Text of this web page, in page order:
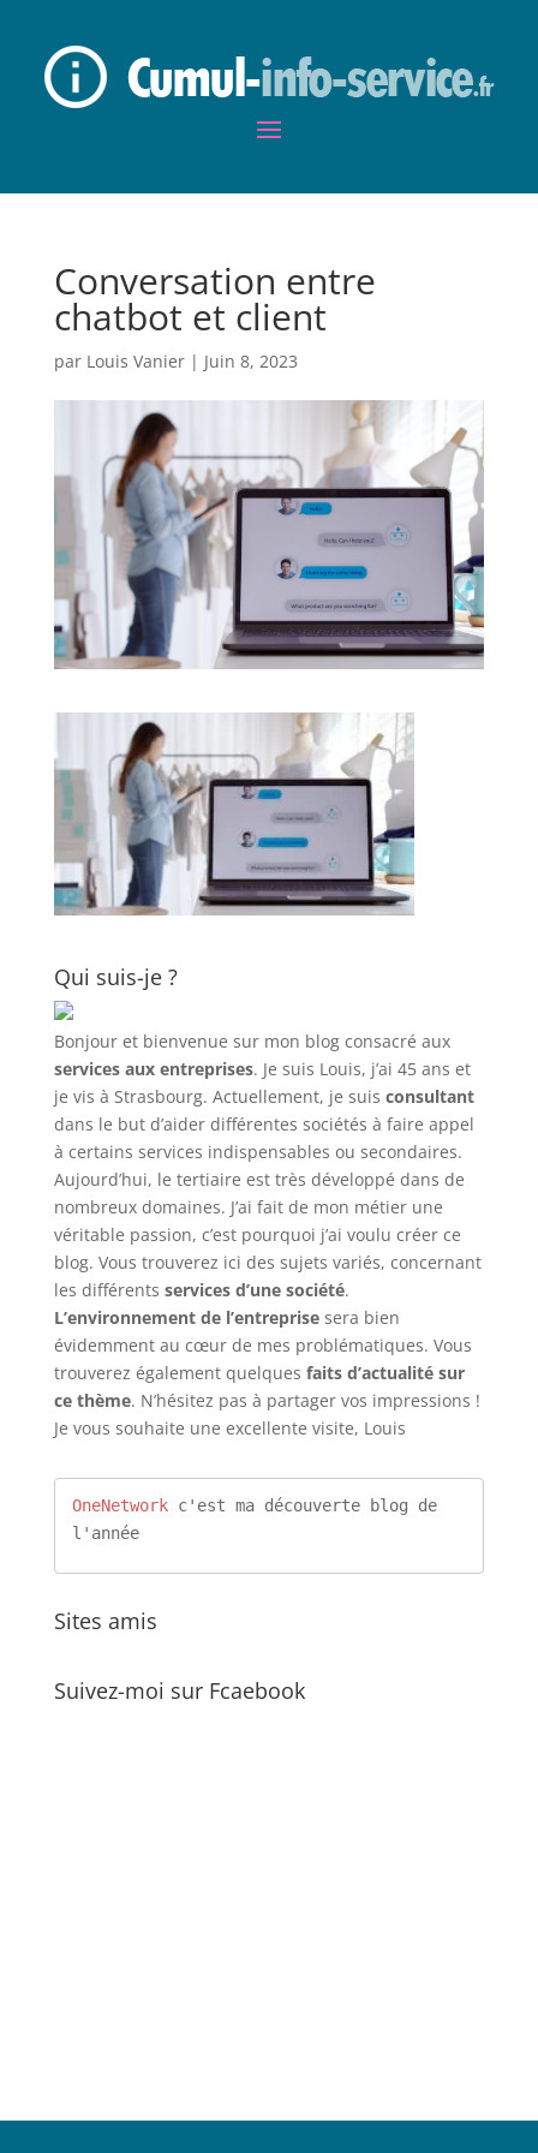
Conversation entre
chatbot et client
par Louis Vanier| Juin 8, 2023
Qui suis-je ?
Bonjour et bienvenue sur mon blog consacré aux
services aux entreprises. Je suis Louis, j’ai 45 ans et
je vis à Strasbourg. Actuellement, je suis consultant
dans le but d’aider différentes sociétés à faire appel
à certains services indispensables ou secondaires.
Aujourd’hui, le tertiaire est très développé dans de
nombreux domaines. J’ai fait de mon métier une
véritable passion, c’est pourquoi j’ai voulu créer ce
blog. Vous trouverez ici des sujets variés, concernant
les différents services d’une société.
L’environnement de l’entreprisesera bien
évidemment au cœur de mes problématiques. Vous
trouverez également quelques faits d’actualité sur
ce thème. N’hésitez pas à partager vos impressions !
Je vous souhaite une excellente visite, Louis
OneNetwork c'est ma découverte blog de
l'année
Sites amis
Suivez-moi sur Fcaebook